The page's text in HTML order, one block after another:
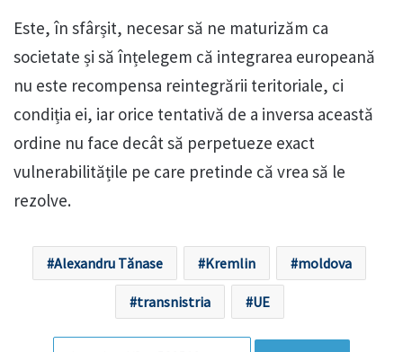
Este, în sfârșit, necesar să ne maturizăm ca
societate și să înțelegem că integrarea europeană
nu este recompensa reintegrării teritoriale, ci
condiția ei, iar orice tentativă de a inversa această
ordine nu face decât să perpetueze exact
vulnerabilitățile pe care pretinde că vrea să le
rezolve.
Alexandru Tănase Kremlin moldova
transnistria UE